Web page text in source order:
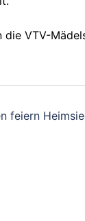
die VTV-
feiern